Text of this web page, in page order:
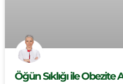
Öğün Sıklığı ile Obezite